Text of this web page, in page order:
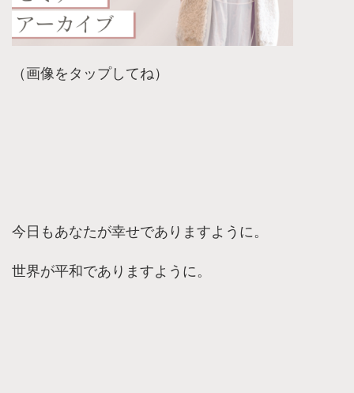
（画像をタップしてね）
今日もあなたが幸せでありますように。
世界が平和でありますように。